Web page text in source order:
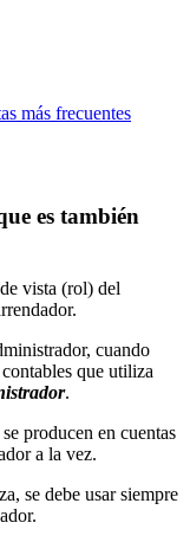
más frecuentes
es también
vista (rol) del
cuando
que utiliza
.
producen en cuentas
a la vez.
se debe usar siempre